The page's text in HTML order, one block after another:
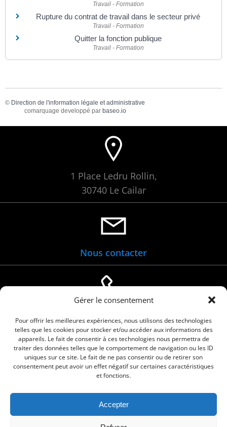
Gérer le consentement
Pour offrir les meilleures expériences, nous utilisons des technologies
telles que les cookies pour stocker et/ou accéder aux informations des
appareils. Le fait de consentir à ces technologies nous permettra de
traiter des données telles que le comportement de navigation ou les ID
uniques sur ce site. Le fait de ne pas consentir ou de retirer son
consentement peut avoir un effet négatif sur certaines caractéristiques
et fonctions.
Accepter
Travail - Formation
Rupture du contrat de travail dans le secteur privé
Travail - Formation
Quitter la fonction publique
Travail - Formation
© Direction de l'information légale et administrative
comarquage developpé par baseo.io
1 Place Ledru Rollin,
30740 Le Cailar
Nous contacter
04 66 88 01 05